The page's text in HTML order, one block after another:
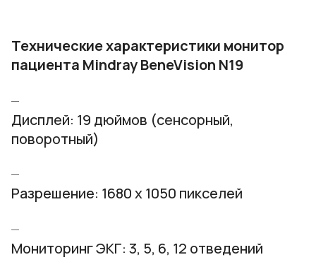
Технические характеристики монитор
пациента Mindray BeneVision N19
Дисплей: 19 дюймов (сенсорный,
поворотный)
Разрешение: 1680 x 1050 пикселей
Мониторинг ЭКГ: 3, 5, 6, 12 отведений